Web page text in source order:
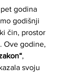
godina
godišnji
čin, prostor
Ove godine,
,
svoju